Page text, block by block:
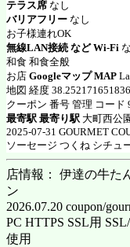
テラス席 なし
バリアフリー なし
お子様連れOK
無線LAN接続 など Wi-Fi
和食 和食全般
お店 Googleマップ MAP
地図 経度
クーポン 番号 管理 コード
最寄駅 最寄り駅 大町西公
2025-07-31 GOURMET
ソーセージ つくね シチュ
店情報： 伊達の牛た
ン
2026.07.20 coupon/
PC HTTPS SSL用
使用